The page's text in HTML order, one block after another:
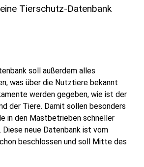
Tierschutz-Datenbank
soll außerdem alles
was über die Nutztiere bekannt
werden gegeben, wie ist der
der Tiere. Damit sollen besonders
in den Mastbetrieben schneller
neue Datenbank ist vom
beschlossen und soll Mitte des